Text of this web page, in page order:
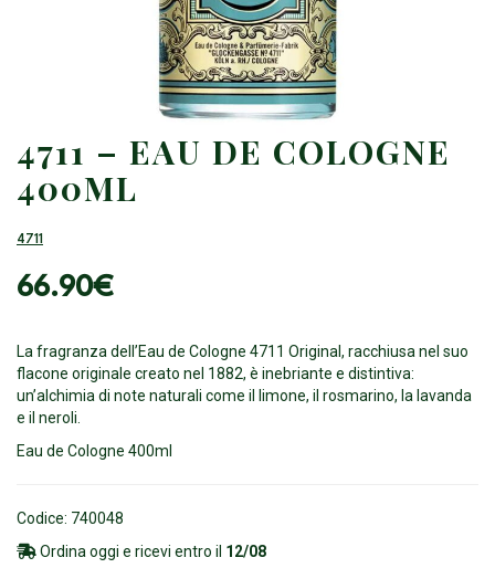
4711 – EAU DE COLOGNE
400ML
4711
La fragranza dell’Eau de Cologne 4711 Original, racchiusa nel suo
flacone originale creato nel 1882, è inebriante e distintiva:
un’alchimia di note naturali come il limone, il rosmarino, la lavanda
e il neroli.
Eau de Cologne 400ml
Codice: 740048
Ordina oggi e ricevi entro il 12/08
66.90€